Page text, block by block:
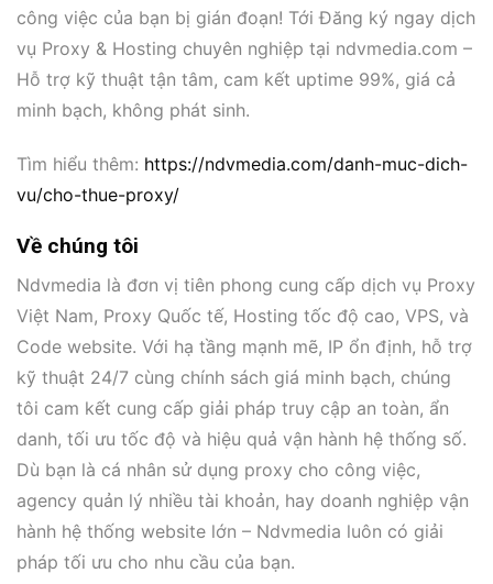
công việc của bạn bị gián đoạn! Tới Đăng ký ngay dịch
vụ Proxy & Hosting chuyên nghiệp tại ndvmedia.com –
Hỗ trợ kỹ thuật tận tâm, cam kết uptime 99%, giá cả
minh bạch, không phát sinh.
Tìm hiểu thêm: https://ndvmedia.com/danh-muc-dich-
vu/cho-thue-proxy/
Về chúng tôi
Ndvmedia là đơn vị tiên phong cung cấp dịch vụ Proxy
Việt Nam, Proxy Quốc tế, Hosting tốc độ cao, VPS, và
Code website. Với hạ tầng mạnh mẽ, IP ổn định, hỗ trợ
kỹ thuật 24/7 cùng chính sách giá minh bạch, chúng
tôi cam kết cung cấp giải pháp truy cập an toàn, ẩn
danh, tối ưu tốc độ và hiệu quả vận hành hệ thống số.
Dù bạn là cá nhân sử dụng proxy cho công việc,
agency quản lý nhiều tài khoản, hay doanh nghiệp vận
hành hệ thống website lớn – Ndvmedia luôn có giải
pháp tối ưu cho nhu cầu của bạn.